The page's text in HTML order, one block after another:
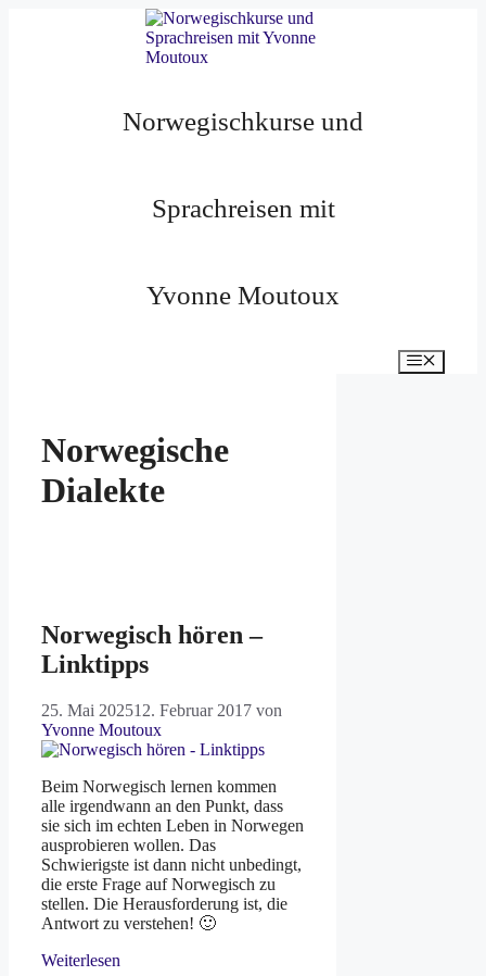
Norwegischkurse und
Sprachreisen mit
Yvonne Moutoux
Norwegische
Dialekte
Norwegisch hören –
Linktipps
25. Mai 202512. Februar 2017 von
Yvonne Moutoux
Beim Norwegisch lernen kommen
alle irgendwann an den Punkt, dass
sie sich im echten Leben in Norwegen
ausprobieren wollen. Das
Schwierigste ist dann nicht unbedingt,
die erste Frage auf Norwegisch zu
stellen. Die Herausforderung ist, die
Antwort zu verstehen! 🙂
Weiterlesen